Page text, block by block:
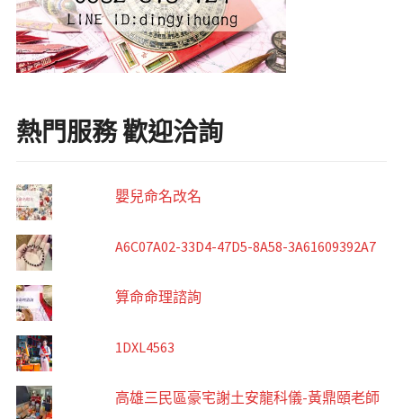
熱門服務 歡迎洽詢
嬰兒命名改名
A6C07A02-33D4-47D5-8A58-3A61609392A7
算命命理諮詢
1DXL4563
高雄三民區豪宅謝土安龍科儀-黃鼎頤老師